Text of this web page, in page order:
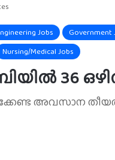
Jobs
Government
Nursing/Medical Jobs
36
അവസാന